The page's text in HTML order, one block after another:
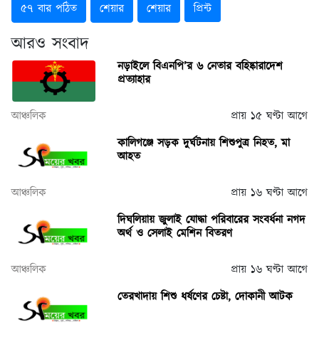
৫৭ বার পঠিত শেয়ার শেয়ার প্রিন্ট
আরও সংবাদ
নড়াইলে বিএনপি’র ৬ নেতার বহিষ্কারাদেশ
প্রত্যাহার
আঞ্চলিক
প্রায় ১৫ ঘণ্টা আগে
কালিগঞ্জে সড়ক দুর্ঘটনায় শিশুপুত্র নিহত, মা
আহত
আঞ্চলিক
প্রায় ১৬ ঘণ্টা আগে
দিঘলিয়ায় জুলাই যোদ্ধা পরিবারের সংবর্ধনা নগদ
অর্থ ও সেলাই মেশিন বিতরণ
আঞ্চলিক
প্রায় ১৬ ঘণ্টা আগে
তেরখাদায় শিশু ধর্ষণের চেষ্টা, দোকানী আটক